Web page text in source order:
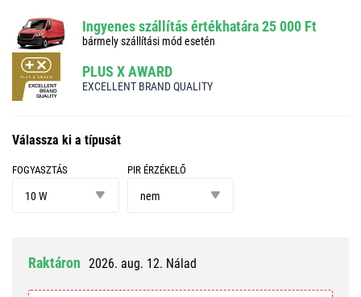
Ingyenes szállítás értékhatára 25 000 Ft
bármely szállítási mód esetén
PLUS X AWARD
EXCELLENT BRAND QUALITY
Válassza ki a típusát
FOGYASZTÁS
10 W
PIR ÉRZÉKELŐ
érzékelő
nem
Raktáron 2026. aug. 12. Nálad